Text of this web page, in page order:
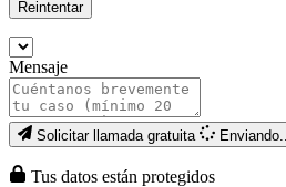
Reintentar
Mensaje
Solicitar llamada gratuita Enviando...
Tus datos están protegidos